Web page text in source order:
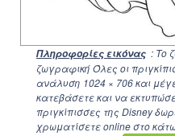
Πληροφορίες εικόνας : Το
ζωγραφική Όλες οι
ανάλυση 1024 × 706και
κατεβάσετε και να
πριγκίπισσες της Disney
χρωματίσετε online στο